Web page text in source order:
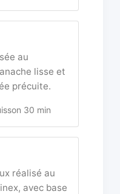
au
lisse et
précuite.
30 min
réalisé au
avec base